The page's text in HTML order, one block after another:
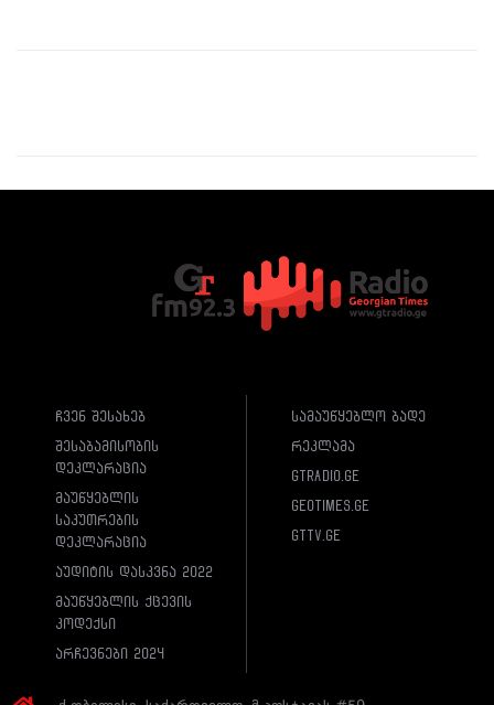
ჩვენ შესახებ
შესაბამისობის
დეკლარაცია
მაუწყებლის
საკუთრების
დეკლარაცია
აუდიტის დასკვნა 2022
მაუწყებლის ქცევის
კოდექსი
არჩევნები 2024
სამაუწყებლო ბადე
რეკლამა
gtradio.ge
geotimes.ge
gttv.ge